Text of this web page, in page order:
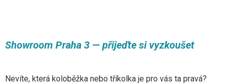
Showroom Praha 3 — přijeďte si vyzkoušet
Nevíte, která koloběžka nebo tříkolka je pro vás ta pravá?